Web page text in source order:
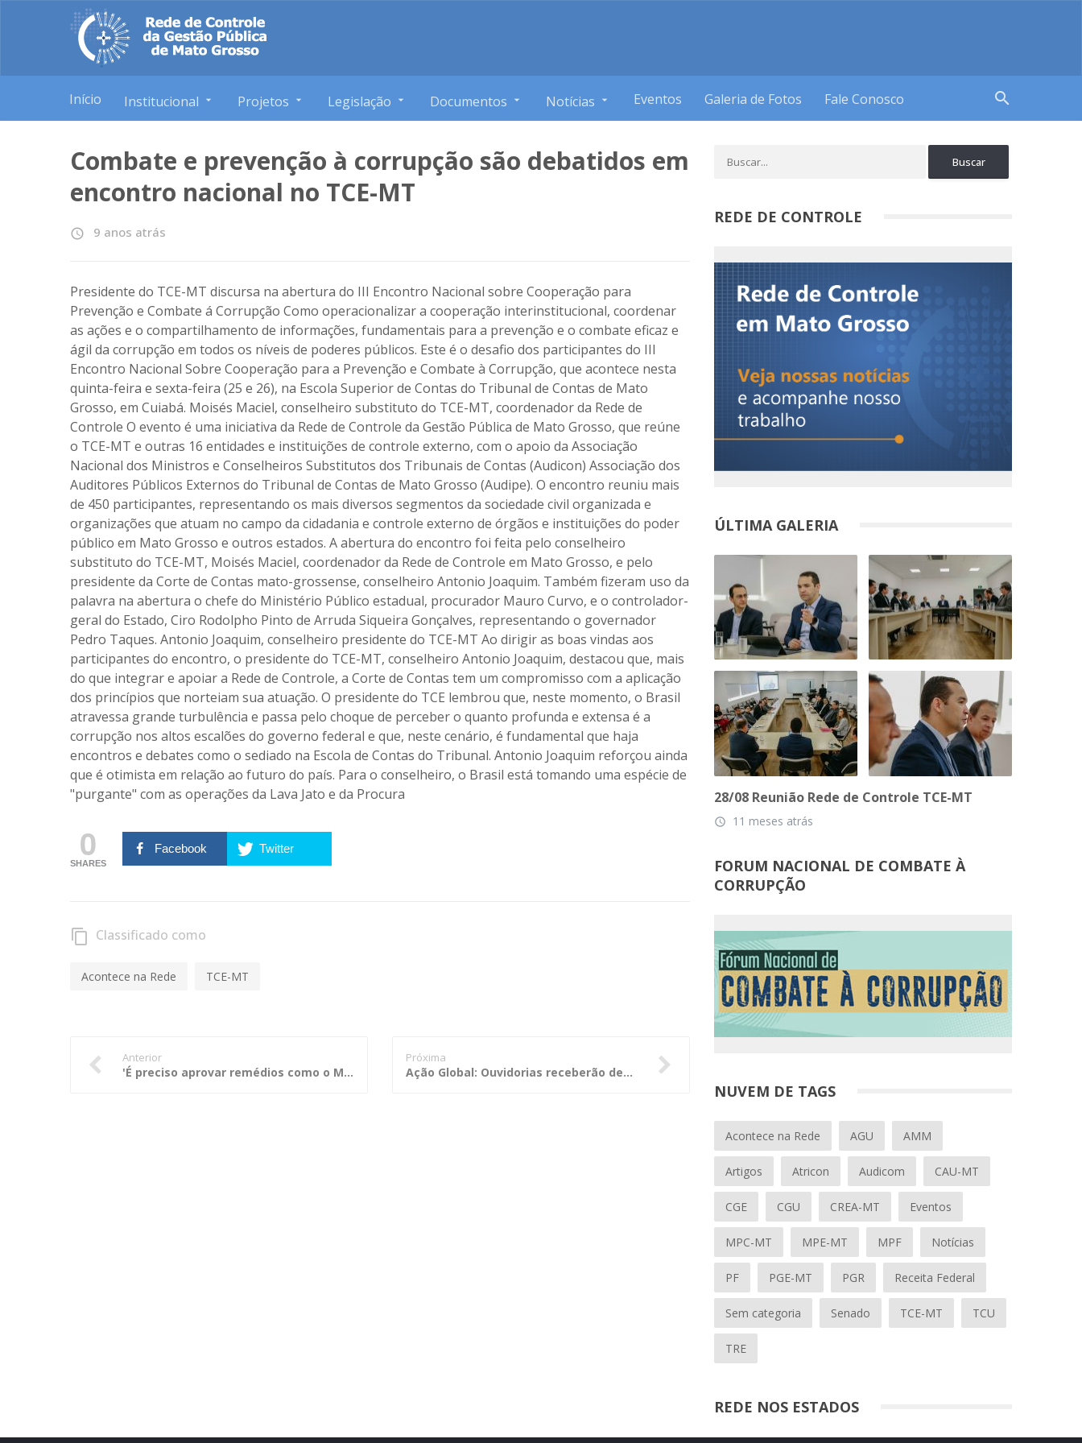
Início Institucional Projetos Legislação Documentos Notícias Eventos Galeria de Fotos Fale Conosco search
Combate e prevenção à corrupção são debatidos em
encontro nacional no TCE-MT
access_time 9 anos atrás
Presidente do TCE-MT discursa na abertura do III Encontro Nacional sobre Cooperação para
Prevenção e Combate á Corrupção Como operacionalizar a cooperação interinstitucional, coordenar
as ações e o compartilhamento de informações, fundamentais para a prevenção e o combate eficaz e
ágil da corrupção em todos os níveis de poderes públicos. Este é o desafio dos participantes do III
Encontro Nacional Sobre Cooperação para a Prevenção e Combate à Corrupção, que acontece nesta
quinta-feira e sexta-feira (25 e 26), na Escola Superior de Contas do Tribunal de Contas de Mato
Grosso, em Cuiabá. Moisés Maciel, conselheiro substituto do TCE-MT, coordenador da Rede de
Controle O evento é uma iniciativa da Rede de Controle da Gestão Pública de Mato Grosso, que reúne
o TCE-MT e outras 16 entidades e instituições de controle externo, com o apoio da Associação
Nacional dos Ministros e Conselheiros Substitutos dos Tribunais de Contas (Audicon) Associação dos
Auditores Públicos Externos do Tribunal de Contas de Mato Grosso (Audipe). O encontro reuniu mais
de 450 participantes, representando os mais diversos segmentos da sociedade civil organizada e
organizações que atuam no campo da cidadania e controle externo de órgãos e instituições do poder
público em Mato Grosso e outros estados. A abertura do encontro foi feita pelo conselheiro
substituto do TCE-MT, Moisés Maciel, coordenador da Rede de Controle em Mato Grosso, e pelo
presidente da Corte de Contas mato-grossense, conselheiro Antonio Joaquim. Também fizeram uso da
palavra na abertura o chefe do Ministério Público estadual, procurador Mauro Curvo, e o controlador-
geral do Estado, Ciro Rodolpho Pinto de Arruda Siqueira Gonçalves, representando o governador
Pedro Taques. Antonio Joaquim, conselheiro presidente do TCE-MT Ao dirigir as boas vindas aos
participantes do encontro, o presidente do TCE-MT, conselheiro Antonio Joaquim, destacou que, mais
do que integrar e apoiar a Rede de Controle, a Corte de Contas tem um compromisso com a aplicação
dos princípios que norteiam sua atuação. O presidente do TCE lembrou que, neste momento, o Brasil
atravessa grande turbulência e passa pelo choque de perceber o quanto profunda e extensa é a
corrupção nos altos escalões do governo federal e que, neste cenário, é fundamental que haja
encontros e debates como o sediado na Escola de Contas do Tribunal. Antonio Joaquim reforçou ainda
que é otimista em relação ao futuro do país. Para o conselheiro, o Brasil está tomando uma espécie de
"purgante" com as operações da Lava Jato e da Procura
0
SHARES
Facebook Twitter
content_copy Classificado como
Acontece na Rede TCE-MT
Anterior
'É preciso aprovar remédios como o Mensalão e a Lava Jato', diz presidente do TCE
Próxima
Ação Global: Ouvidorias receberão denúncias e reclamações sobre serviços públicos
REDE DE CONTROLE
ÚLTIMA GALERIA
28/08 Reunião Rede de Controle TCE-MT
access_time 11 meses atrás
FORUM NACIONAL DE COMBATE À
CORRUPÇÃO
NUVEM DE TAGS
Acontece na Rede AGU AMM
Artigos Atricon Audicom CAU-MT
CGE CGU CREA-MT Eventos
MPC-MT MPE-MT MPF Notícias
PF PGE-MT PGR Receita Federal
Sem categoria Senado TCE-MT TCU
TRE
REDE NOS ESTADOS